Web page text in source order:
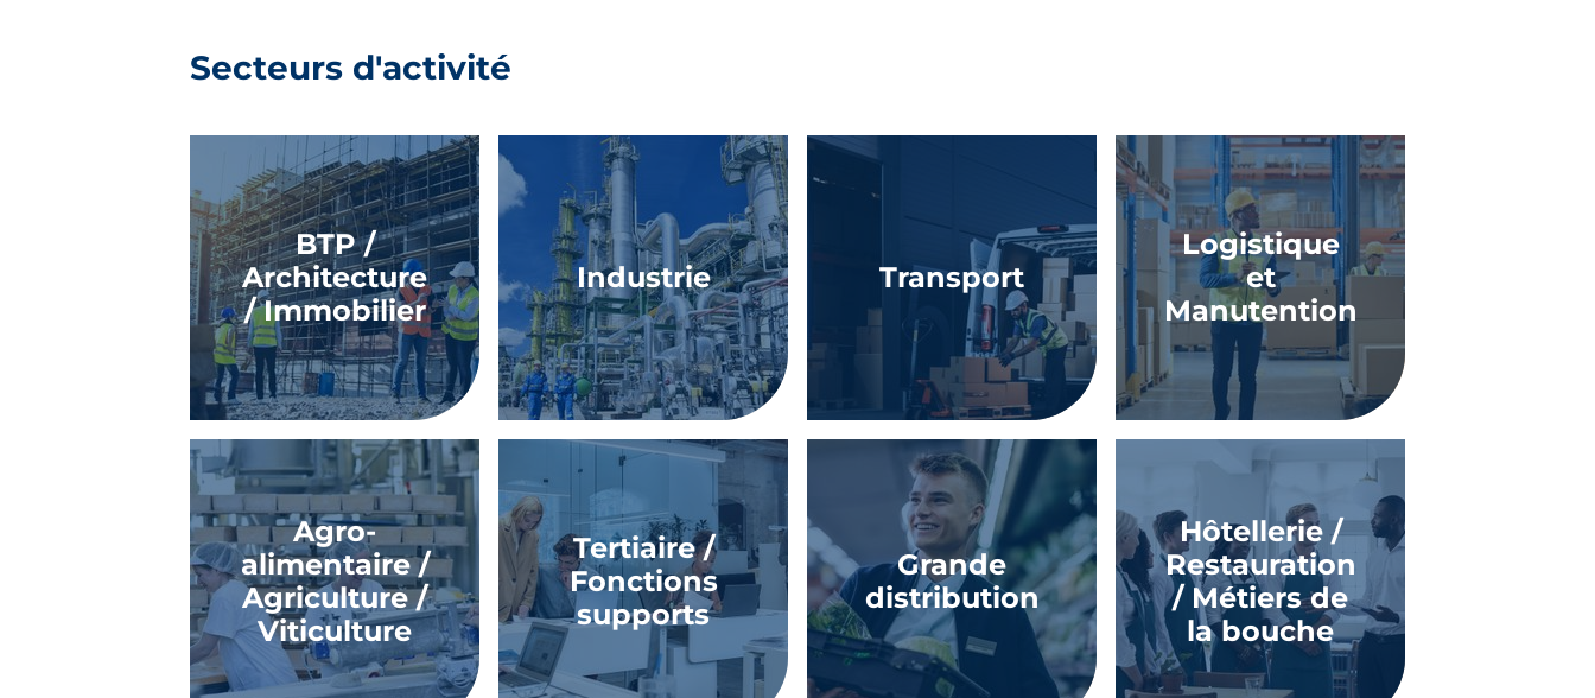
Secteurs d'activité
BTP /
Architecture
/ Immobilier
Industrie Transport
Logistique
et
Manutention
Agro-
alimentaire /
Agriculture /
Viticulture
Tertiaire /
Fonctions
supports
Grande
distribution
Hôtellerie /
Restauration
/ Métiers de
la bouche